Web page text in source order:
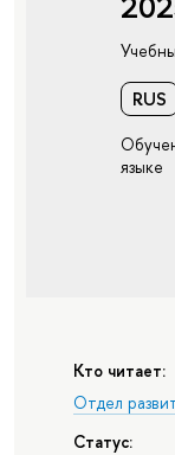
RUS
языке
Кто читает:
Отдел
Статус: